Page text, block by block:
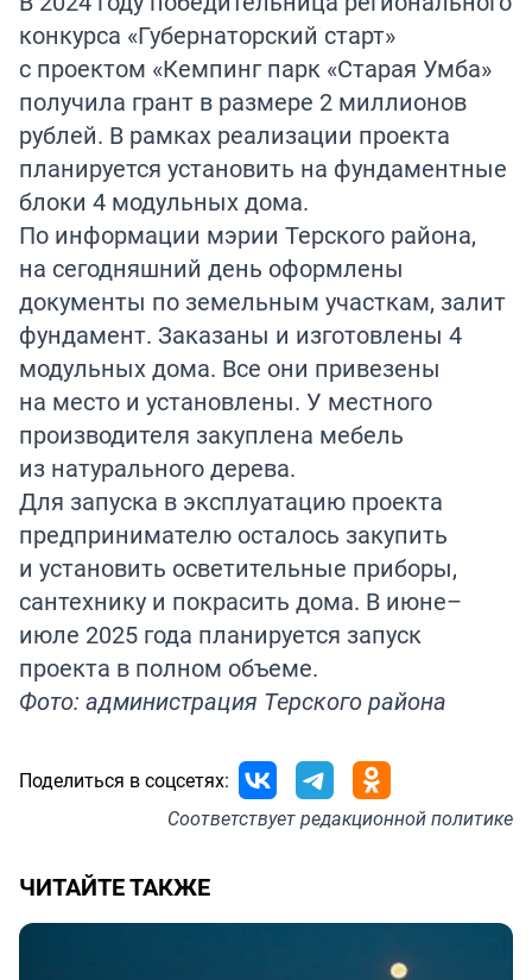
конкурса «Губернаторский старт»
с проектом «Кемпинг парк «Старая Умба»
получила грант в размере 2 миллионов
рублей. В рамках реализации проекта
планируется установить на фундаментные
блоки 4 модульных дома.
По информации мэрии Терского района,
на сегодняшний день оформлены
документы по земельным участкам, залит
фундамент. Заказаны и изготовлены 4
модульных дома. Все они привезены
на место и установлены. У местного
производителя закуплена мебель
из натурального дерева.
Для запуска в эксплуатацию проекта
предпринимателю осталось закупить
и установить осветительные приборы,
сантехнику и покрасить дома. В июне–
июле 2025 года планируется запуск
проекта в полном объеме.
Фото: администрация Терского района
Поделиться в соцсетях:
Соответствуетредакционной политике
ЧИТАЙТЕ ТАКЖЕ